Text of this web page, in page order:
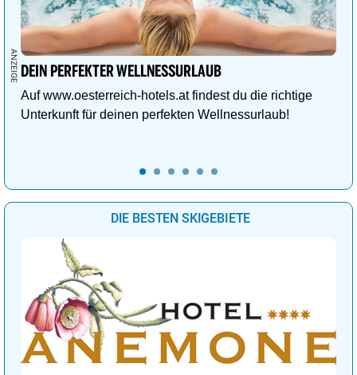
DEIN PERFEKTER WELLNESSURLAUB
Auf www.oesterreich-hotels.at findest du die richtige
Unterkunft für deinen perfekten Wellnessurlaub!
DIE BESTEN SKIGEBIETE